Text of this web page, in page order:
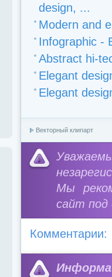
design, ...
Modern and
Infographic -
Abstract hi-
Elegant
Elegant
Векторный клипарт
Мы
сайт под
Комментарии: